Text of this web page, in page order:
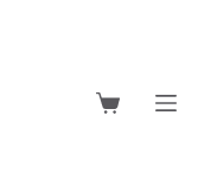
Carro